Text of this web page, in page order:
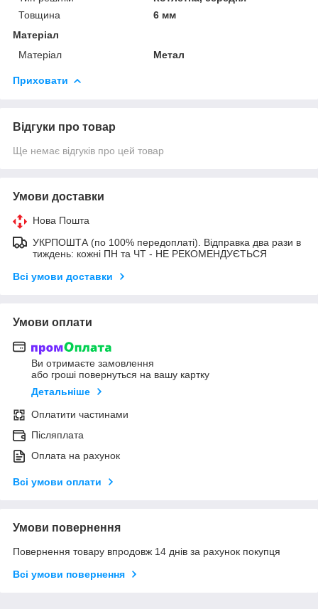
Товщина
6 мм
Матеріал
Матеріал
Метал
Приховати
Відгуки про товар
Ще немає відгуків про цей товар
Умови доставки
Нова Пошта
УКРПОШТА (по 100% передоплаті). Відправка два рази в
тиждень: кожні ПН та ЧТ - НЕ РЕКОМЕНДУЄТЬСЯ
Всі умови доставки
Умови оплати
Ви отримаєте замовлення
або гроші повернуться на вашу картку
Детальніше
Оплатити частинами
Післяплата
Оплата на рахунок
Всі умови оплати
Умови повернення
Повернення товару впродовж 14 днів за рахунок покупця
Всі умови повернення